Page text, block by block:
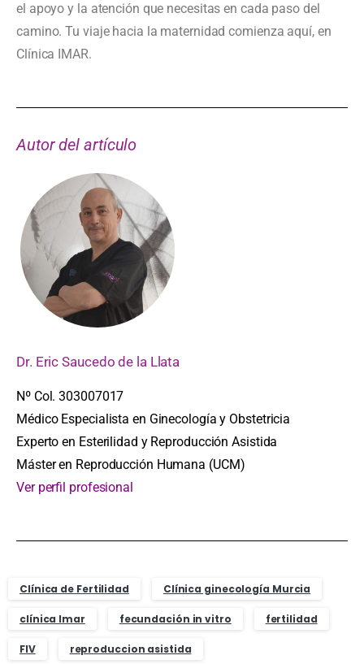
el apoyo y la atención que necesitas en cada paso del
camino. Tu viaje hacia la maternidad comienza aquí, en
Clínica IMAR.
Autor del artículo
Dr. Eric Saucedo de la Llata
Nº Col. 303007017
Médico Especialista en Ginecología y Obstetricia
Experto en Esterilidad y Reproducción Asistida
Máster en Reproducción Humana (UCM)
Ver perfil profesional
Clínica de Fertilidad Clínica ginecología Murcia
clínica Imar fecundación in vitro fertilidad
FIV reproduccion asistida